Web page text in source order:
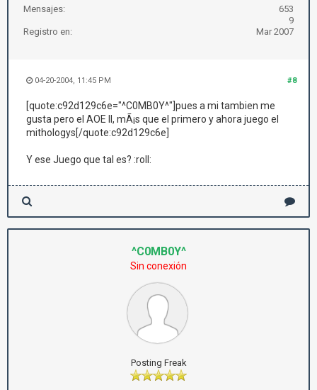
Mensajes:
653
9
Registro en:
Mar 2007
#8
04-20-2004, 11:45 PM
[quote:c92d129c6e="^C0MB0Y^"]pues a mi tambien me
gusta pero el AOE II, mÃ¡s que el primero y ahora juego el
mithologys[/quote:c92d129c6e]
Y ese Juego que tal es? :roll:
^C0MB0Y^
Sin conexión
Posting Freak